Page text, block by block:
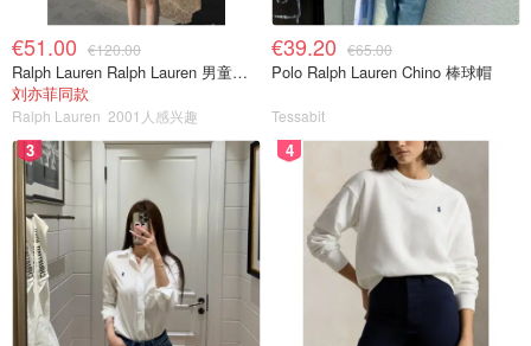
€51.00 €120.00
Ralph Lauren Ralph Lauren 男童亚麻衬衫
刘亦菲同款
Ralph Lauren 2001人感兴趣
€39.20 €65.00
Polo Ralph Lauren Chino 棒球帽
Tessabit
3 4